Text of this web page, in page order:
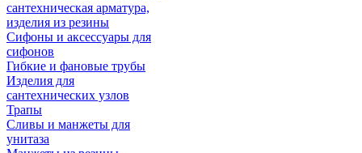
сантехническая арматура,
изделия из резины
Сифоны и аксессуары для
сифонов
Гибкие и фановые трубы
Изделия для
сантехнических узлов
Трапы
Сливы и манжеты для
унитаза